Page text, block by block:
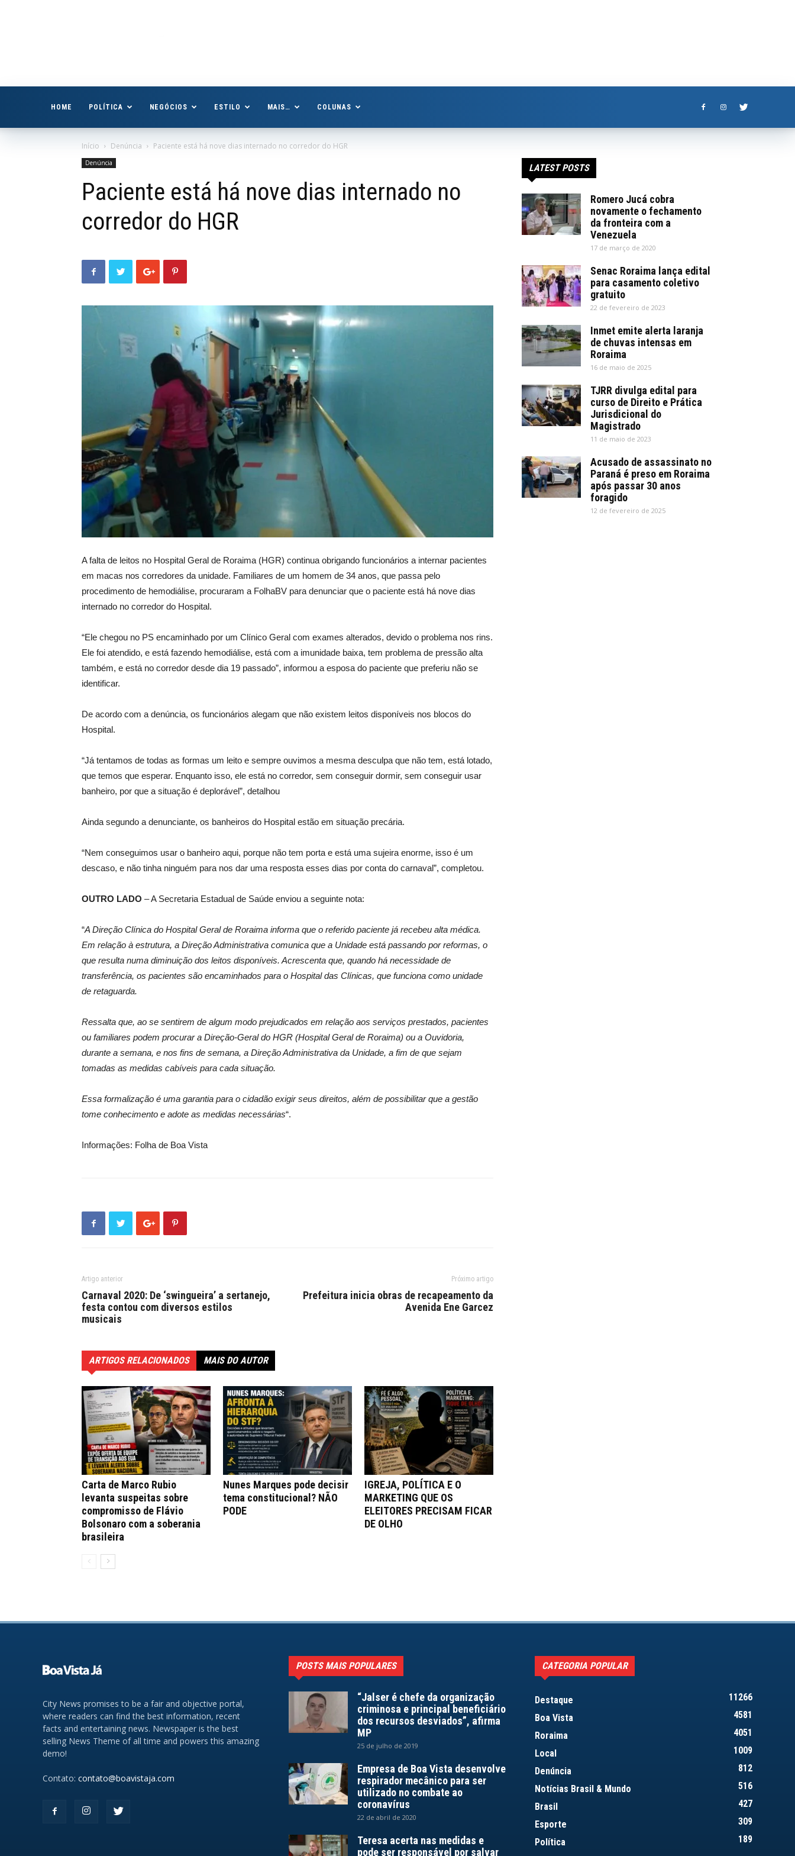
HOME POLÍTICA NEGÓCIOS ESTILO MAIS… COLUNAS
Início Denúncia Paciente está há nove dias internado no corredor do HGR
Denúncia
Paciente está há nove dias internado no
corredor do HGR
A falta de leitos no Hospital Geral de Roraima (HGR) continua obrigando funcionários a internar pacientes
em macas nos corredores da unidade. Familiares de um homem de 34 anos, que passa pelo
procedimento de hemodiálise, procuraram a FolhaBV para denunciar que o paciente está há nove dias
internado no corredor do Hospital.
“Ele chegou no PS encaminhado por um Clínico Geral com exames alterados, devido o problema nos rins.
Ele foi atendido, e está fazendo hemodiálise, está com a imunidade baixa, tem problema de pressão alta
também, e está no corredor desde dia 19 passado”, informou a esposa do paciente que preferiu não se
identificar.
De acordo com a denúncia, os funcionários alegam que não existem leitos disponíveis nos blocos do
Hospital.
“Já tentamos de todas as formas um leito e sempre ouvimos a mesma desculpa que não tem, está lotado,
que temos que esperar. Enquanto isso, ele está no corredor, sem conseguir dormir, sem conseguir usar
banheiro, por que a situação é deplorável”, detalhou
Ainda segundo a denunciante, os banheiros do Hospital estão em situação precária.
“Nem conseguimos usar o banheiro aqui, porque não tem porta e está uma sujeira enorme, isso é um
descaso, e não tinha ninguém para nos dar uma resposta esses dias por conta do carnaval”, completou.
OUTRO LADO – A Secretaria Estadual de Saúde enviou a seguinte nota:
“A Direção Clínica do Hospital Geral de Roraima informa que o referido paciente já recebeu alta médica.
Em relação à estrutura, a Direção Administrativa comunica que a Unidade está passando por reformas, o
que resulta numa diminuição dos leitos disponíveis. Acrescenta que, quando há necessidade de
transferência, os pacientes são encaminhados para o Hospital das Clínicas, que funciona como unidade
de retaguarda.
Ressalta que, ao se sentirem de algum modo prejudicados em relação aos serviços prestados, pacientes
ou familiares podem procurar a Direção-Geral do HGR (Hospital Geral de Roraima) ou a Ouvidoria,
durante a semana, e nos fins de semana, a Direção Administrativa da Unidade, a fim de que sejam
tomadas as medidas cabíveis para cada situação.
Essa formalização é uma garantia para o cidadão exigir seus direitos, além de possibilitar que a gestão
tome conhecimento e adote as medidas necessárias“.
Informações: Folha de Boa Vista
Artigo anterior
Carnaval 2020: De ‘swingueira’ a sertanejo,
festa contou com diversos estilos
musicais
Próximo artigo
Prefeitura inicia obras de recapeamento da
Avenida Ene Garcez
ARTIGOS RELACIONADOS MAIS DO AUTOR
Carta de Marco Rubio
levanta suspeitas sobre
compromisso de Flávio
Bolsonaro com a soberania
brasileira
Nunes Marques pode decisir
tema constitucional? NÃO
PODE
IGREJA, POLÍTICA E O
MARKETING QUE OS
ELEITORES PRECISAM FICAR
DE OLHO
LATEST POSTS
Romero Jucá cobra
novamente o fechamento
da fronteira com a
Venezuela
17 de março de 2020
Senac Roraima lança edital
para casamento coletivo
gratuito
22 de fevereiro de 2023
Inmet emite alerta laranja
de chuvas intensas em
Roraima
16 de maio de 2025
TJRR divulga edital para
curso de Direito e Prática
Jurisdicional do
Magistrado
11 de maio de 2023
Acusado de assassinato no
Paraná é preso em Roraima
após passar 30 anos
foragido
12 de fevereiro de 2025
City News promises to be a fair and objective portal,
where readers can find the best information, recent
facts and entertaining news. Newspaper is the best
selling News Theme of all time and powers this amazing
demo!
Contato: contato@boavistaja.com
POSTS MAIS POPULARES
“Jalser é chefe da organização
criminosa e principal beneficiário
dos recursos desviados”, afirma
MP
25 de julho de 2019
Empresa de Boa Vista desenvolve
respirador mecânico para ser
utilizado no combate ao
coronavírus
22 de abril de 2020
Teresa acerta nas medidas e
pode ser responsável por salvar
CATEGORIA POPULAR
Destaque
11266
Boa Vista
4581
Roraima
4051
Local
1009
Denúncia
812
Notícias Brasil & Mundo
516
Brasil
427
Esporte
309
Política
189